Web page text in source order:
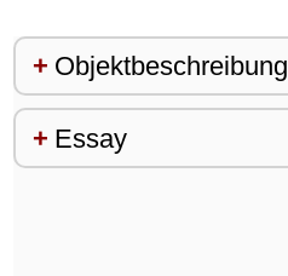
Objektbeschreibung
Essay